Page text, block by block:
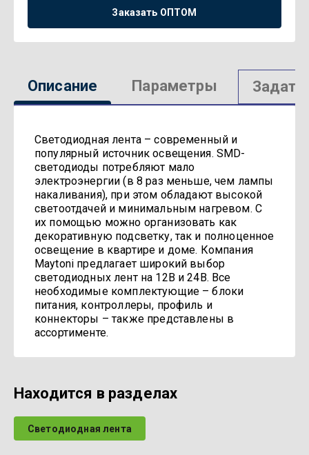
Заказать ОПТОМ
Описание Параметры Задать
Светодиодная лента – современный и
популярный источник освещения. SMD-
светодиоды потребляют мало
электроэнергии (в 8 раз меньше, чем лампы
накаливания), при этом обладают высокой
светоотдачей и минимальным нагревом. С
их помощью можно организовать как
декоративную подсветку, так и полноценное
освещение в квартире и доме. Компания
Maytoni предлагает широкий выбор
светодиодных лент на 12В и 24В. Все
необходимые комплектующие – блоки
питания, контроллеры, профиль и
коннекторы – также представлены в
ассортименте.
Находится в разделах
Светодиодная лента